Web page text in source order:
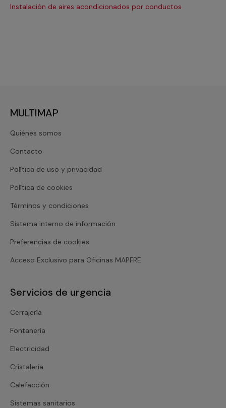
Instalación de aires acondicionados por conductos
MULTIMAP
Quiénes somos
Contacto
Política de uso y privacidad
Política de cookies
Términos y condiciones
Sistema interno de información
Preferencias de cookies
Acceso Exclusivo para Oficinas MAPFRE
Servicios de urgencia
Cerrajería
Fontanería
Electricidad
Cristalería
Calefacción
Sistemas sanitarios